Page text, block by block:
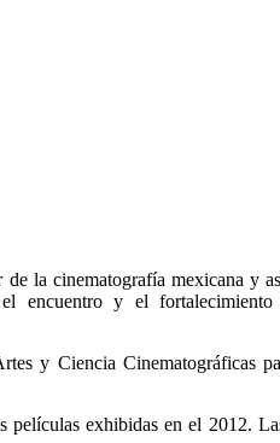
la cinematografía mexicana y
encuentro y el
y Ciencia Cinematográficas
exhibidas en el 2012.